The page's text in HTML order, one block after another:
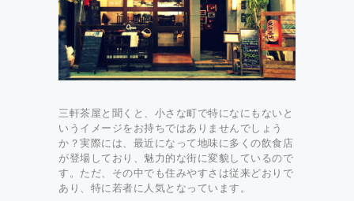
三軒茶屋と聞くと、小さな町で特になにもないと
いうイメージをお持ちではありませんでしょう
か？実際には、最近になって地味に多くの飲食店
が登場しており、魅力的な街に変貌しているので
す。ただ、その中でも住みやすさは従来どおりで
あり、特に若者に人気となっています。